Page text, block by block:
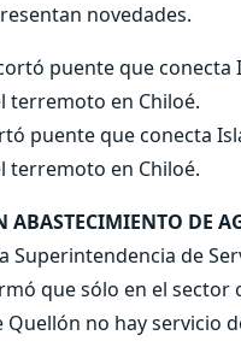
novedades.
puente que conecta
terremoto en Chiloé.
ABASTECIMIENTO DE
Superintendencia de
que sólo en el sector
Quellón no hay servicio